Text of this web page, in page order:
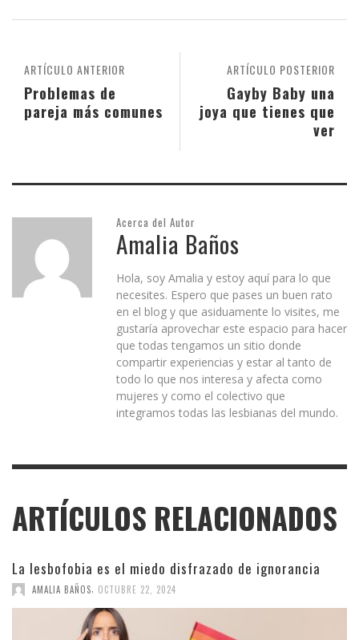
ARTÍCULO POSTERIOR
Gayby Baby una
joya que tienes que
ver
ARTÍCULO ANTERIOR
Problemas de
pareja más comunes
Acerca del Autor
Amalia Baños
Hola, soy Amalia y estoy aquí para lo que
necesites. Espero que pases un buen rato
en el blog y que asiduamente lo visites, me
gustaría aprovechar este espacio para hacer
que todas tengamos un sitio donde
compartir experiencias y estar al tanto de
todo lo que nos interesa y afecta como
mujeres y como el colectivo que
integramos todas las lesbianas del mundo.
ARTÍCULOS RELACIONADOS
La lesbofobia es el miedo disfrazado de ignorancia
AMALIA BAÑOS OCTUBRE 22, 2024